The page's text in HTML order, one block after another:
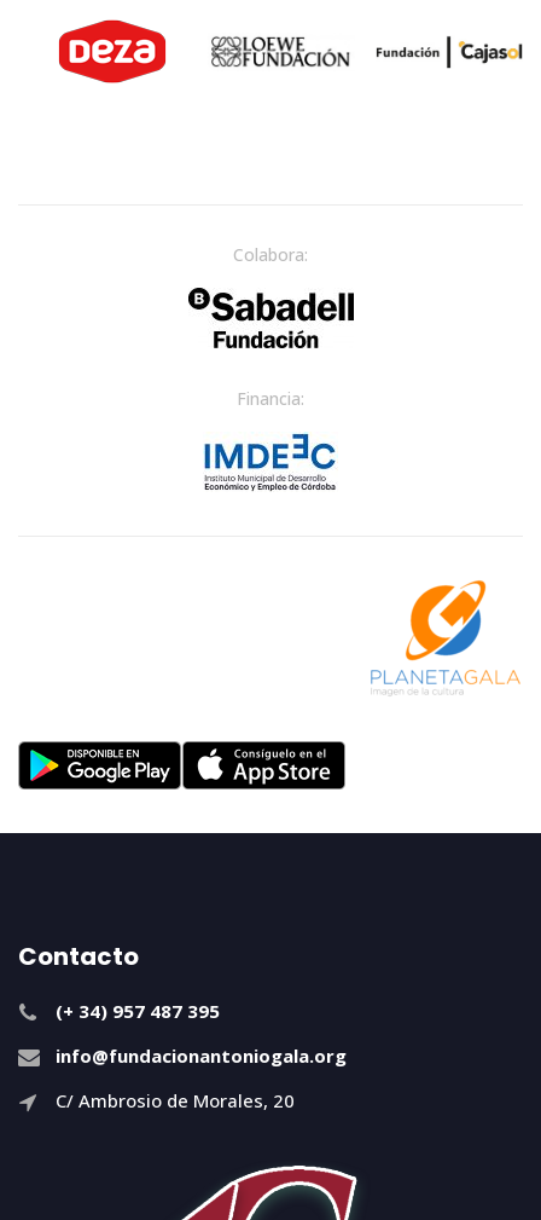
Colabora:
Financia:
Contacto
(+ 34) 957 487 395
info@fundacionantoniogala.org
C/ Ambrosio de Morales, 20